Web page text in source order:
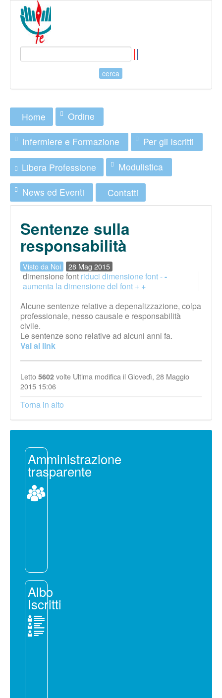
Home Ordine
Infermiere e Formazione Per gli Iscritti
Libera Professione Modulistica
News ed Eventi Contatti
Sentenze sulla
responsabilità
Visto da Noi 28 Mag 2015
dimensione font riduci dimensione font --
aumenta la dimensione del font + +
Alcune sentenze relative a depenalizzazione, colpa
professionale, nesso causale e responsabilità
civile.
Le sentenze sono relative ad alcuni anni fa.
Vai al link
Letto 5602 volte Ultima modifica il Giovedì, 28 Maggio
2015 15:06
Torna in alto
Amministrazione
trasparente
Albo
Iscritti